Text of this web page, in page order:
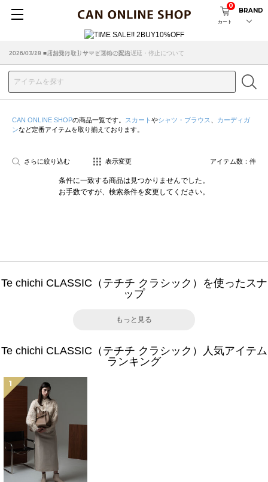
カート
0
BRAND
2026/07/29 ■【お知らせ】ヤマト運輸の配送遅延・停止について
2026/03/18 ■店舗受け取りサービスのご案内
CAN ONLINE SHOPの商品一覧です。 スカート やシャツ・ブラウス
カーディガ
ンなど定番アイテムを取り揃えております。
さらに絞り込む 表示変更 アイテム数： 件
条件に一致する商品は見つかりませんでした。
お手数ですが、検索条件を変更してください。
Te chichi CLASSIC（テチチ クラシック）を使ったスナ
ップ
もっと見る
Te chichi CLASSIC（テチチ クラシック）人気アイテム
ランキング
1